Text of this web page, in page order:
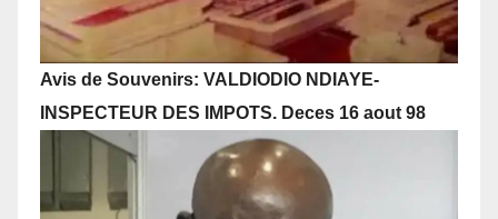
Avis de Souvenirs: VALDIODIO NDIAYE-
INSPECTEUR DES IMPOTS. Deces 16 aout 98